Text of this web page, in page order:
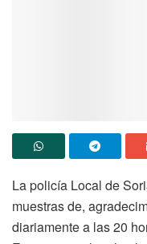
La policía Local de
muestras de,
diariamente a las 20